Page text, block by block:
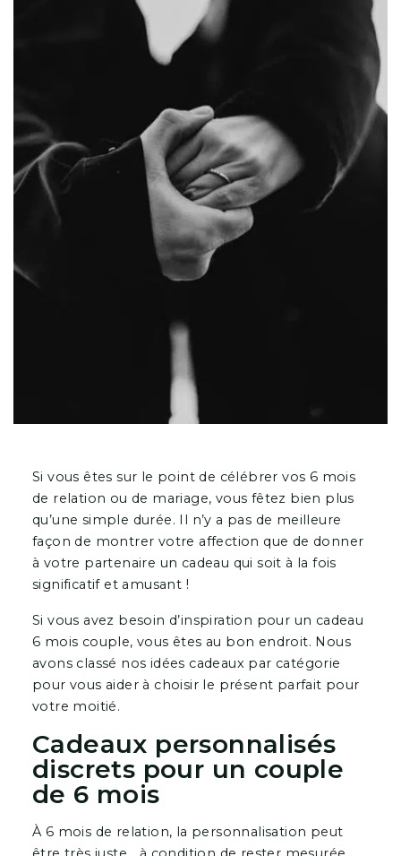
Si vous êtes sur le point de célébrer vos 6 mois
de relation ou de mariage, vous fêtez bien plus
qu’une simple durée. Il n’y a pas de meilleure
façon de montrer votre affection que de donner
à votre partenaire un cadeau qui soit à la fois
significatif et amusant !
Si vous avez besoin d’inspiration pour un cadeau
6 mois couple, vous êtes au bon endroit. Nous
avons classé nos idées cadeaux par catégorie
pour vous aider à choisir le présent parfait pour
votre moitié.
Cadeaux personnalisés
discrets pour un couple
de 6 mois
À 6 mois de relation, la personnalisation peut